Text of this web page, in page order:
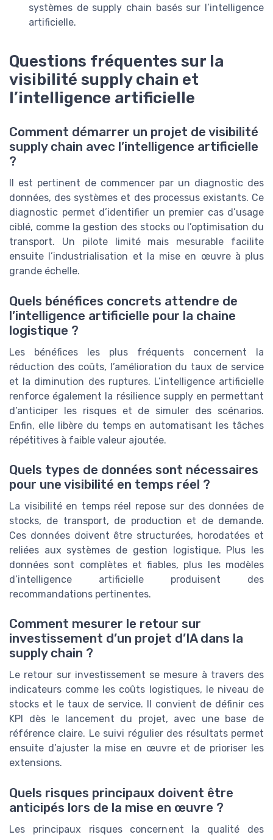
systèmes de supply chain basés sur l’intelligence
artificielle.
Questions fréquentes sur la
visibilité supply chain et
l’intelligence artificielle
Comment démarrer un projet de visibilité
supply chain avec l’intelligence artificielle
?
Il est pertinent de commencer par un diagnostic des
données, des systèmes et des processus existants. Ce
diagnostic permet d’identifier un premier cas d’usage
ciblé, comme la gestion des stocks ou l’optimisation du
transport. Un pilote limité mais mesurable facilite
ensuite l’industrialisation et la mise en œuvre à plus
grande échelle.
Quels bénéfices concrets attendre de
l’intelligence artificielle pour la chaine
logistique ?
Les bénéfices les plus fréquents concernent la
réduction des coûts, l’amélioration du taux de service
et la diminution des ruptures. L’intelligence artificielle
renforce également la résilience supply en permettant
d’anticiper les risques et de simuler des scénarios.
Enfin, elle libère du temps en automatisant les tâches
répétitives à faible valeur ajoutée.
Quels types de données sont nécessaires
pour une visibilité en temps réel ?
La visibilité en temps réel repose sur des données de
stocks, de transport, de production et de demande.
Ces données doivent être structurées, horodatées et
reliées aux systèmes de gestion logistique. Plus les
données sont complètes et fiables, plus les modèles
d’intelligence artificielle produisent des
recommandations pertinentes.
Comment mesurer le retour sur
investissement d’un projet d’IA dans la
supply chain ?
Le retour sur investissement se mesure à travers des
indicateurs comme les coûts logistiques, le niveau de
stocks et le taux de service. Il convient de définir ces
KPI dès le lancement du projet, avec une base de
référence claire. Le suivi régulier des résultats permet
ensuite d’ajuster la mise en œuvre et de prioriser les
extensions.
Quels risques principaux doivent être
anticipés lors de la mise en œuvre ?
Les principaux risques concernent la qualité des